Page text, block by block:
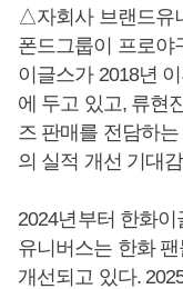
△자회사 브랜드유
폰드그룹이 프로야
이글스가 2018년
에 두고 있고, 류현
즈 판매를 전담하
의 실적 개선 기대
2024년부터 한화
유니버스는 한화
개선되고 있다.